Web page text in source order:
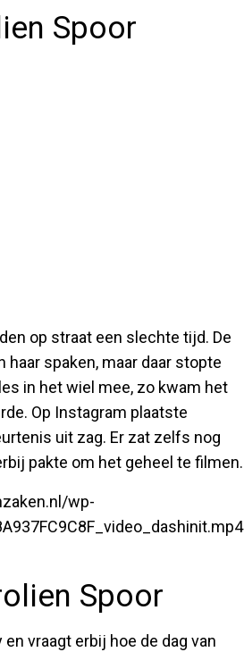
Spoor
op straat een slechte tijd. De
spaken, maar daar stopte
in het wiel mee, zo kwam het
Op Instagram plaatste
uit zag. Er zat zelfs nog
pakte om het geheel te filmen.
wp-
Spoor
vraagt erbij hoe de dag van